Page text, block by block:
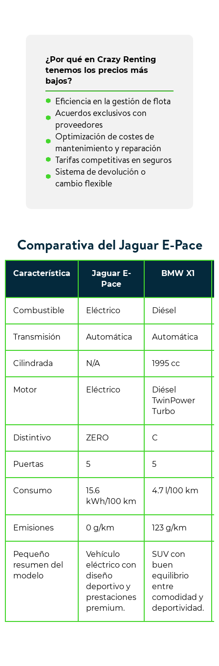
¿Por qué en Crazy Renting
tenemos los precios más
bajos?
Eficiencia en la gestión de flota
Acuerdos exclusivos con
proveedores
Optimización de costes de
mantenimiento y reparación
Tarifas competitivas en seguros
Sistema de devolución o
cambio flexible
Comparativa del Jaguar E-Pace
Característica
Jaguar E-
Pace
BMW X1
Combustible Eléctrico Diésel
Transmisión Automática Automática
Cilindrada N/A 1995 cc
Motor Eléctrico
Diésel
TwinPower
Turbo
Distintivo ZERO C
Puertas 5 5
Consumo
15.6
kWh/100 km
4.7 l/100 km
Emisiones 0 g/km 123 g/km
Pequeño
resumen del
modelo
Vehículo
eléctrico con
diseño
deportivo y
prestaciones
premium.
SUV con
buen
equilibrio
entre
comodidad y
deportividad.